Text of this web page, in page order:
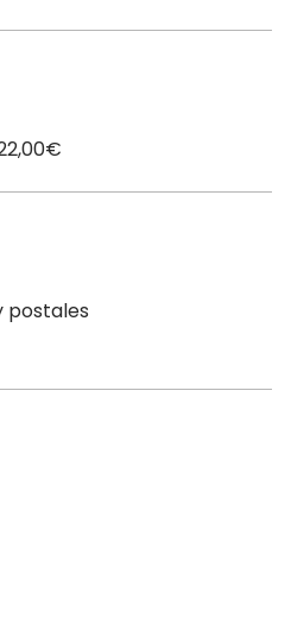
postales